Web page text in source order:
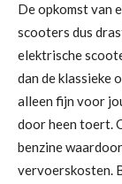
De opkomst van
scooters dus
elektrische
dan de klassieke
alleen fijn voor
door heen toert.
benzine
vervoerskosten.